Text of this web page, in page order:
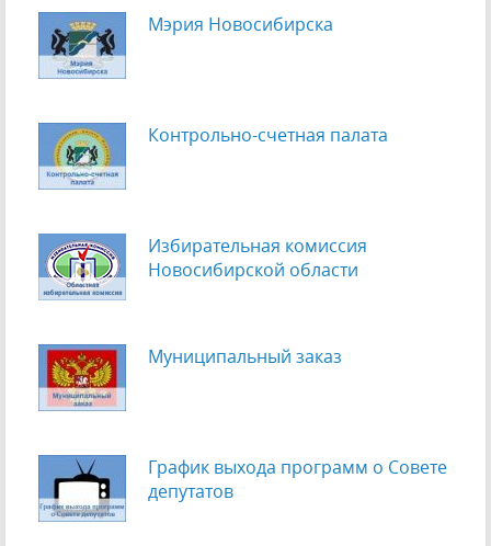
Мэрия Новосибирска
Контрольно-счетная палата
Избирательная комиссия
Новосибирской области
Муниципальный заказ
График выхода программ о Cовете
депутатов